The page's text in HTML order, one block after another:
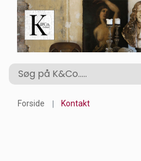
Forside Kontakt